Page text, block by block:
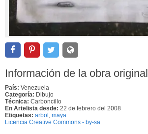
Información de la obra original
País: Venezuela
Categoría: Dibujo
Técnica: Carboncillo
En Artelista desde: 22 de febrero del 2008
Etiquetas: arbol maya
Licencia Creative Commons - by-sa